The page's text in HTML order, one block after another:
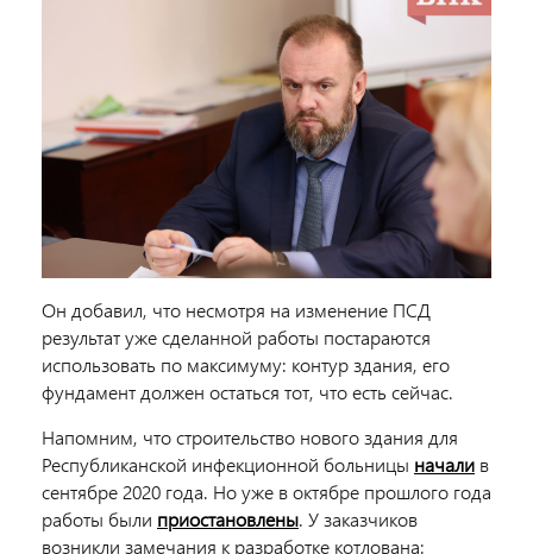
Он добавил, что несмотря на изменение ПСД
результат уже сделанной работы постараются
использовать по максимуму: контур здания, его
фундамент должен остаться тот, что есть сейчас.
Напомним, что строительство нового здания для
Республиканской инфекционной больницы начали в
сентябре 2020 года. Но уже в октябре прошлого года
работы были приостановлены. У заказчиков
возникли замечания к разработке котлована: